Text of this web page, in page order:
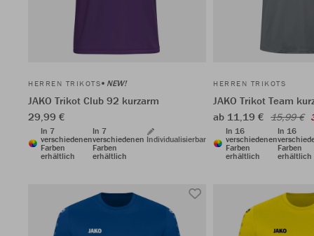
HERREN TRIKOTS NEW!
JAKO Trikot Club 92 kurzarm
29,99 €
In 7
verschiedenen
Farben
erhältlich
In 7
verschiedenen
Farben
erhältlich
Individualisierbar
HERREN TRIKOTS
JAKO Trikot Team
ab 11,19 € 15,99 €
In 16
verschiedenen
Farben
erhältlich
In 16
Farben
erhältlich